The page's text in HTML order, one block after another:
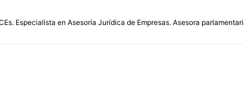
Especialista en Asesoría Jurídica de Empresas. Asesora